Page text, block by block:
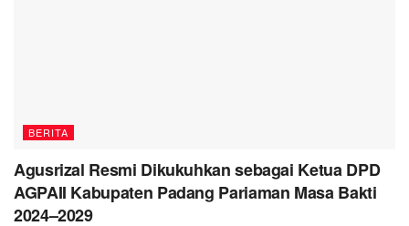
BERITA
Agusrizal Resmi Dikukuhkan sebagai Ketua DPD
AGPAII Kabupaten Padang Pariaman Masa Bakti
2024–2029